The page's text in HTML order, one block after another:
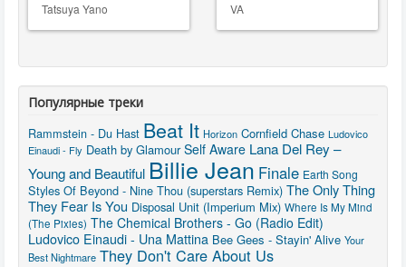
Tatsuya Yano VA
Популярные треки
Rammstein - Du Hast Beat It Horizon Cornfield Chase Ludovico
Einaudi - Fly Death by Glamour Self Aware Lana Del Rey –
Young and Beautiful Billie Jean Finale Earth Song
Styles Of Beyond - Nine Thou (superstars Remix) The Only Thing
They Fear Is You Disposal Unit (Imperium Mix) Where Is My Mind
(The Pixies) The Chemical Brothers - Go (Radio Edit)
Ludovico Einaudi - Una Mattina Bee Gees - Stayin' Alive Your
Best Nightmare They Don't Care About Us